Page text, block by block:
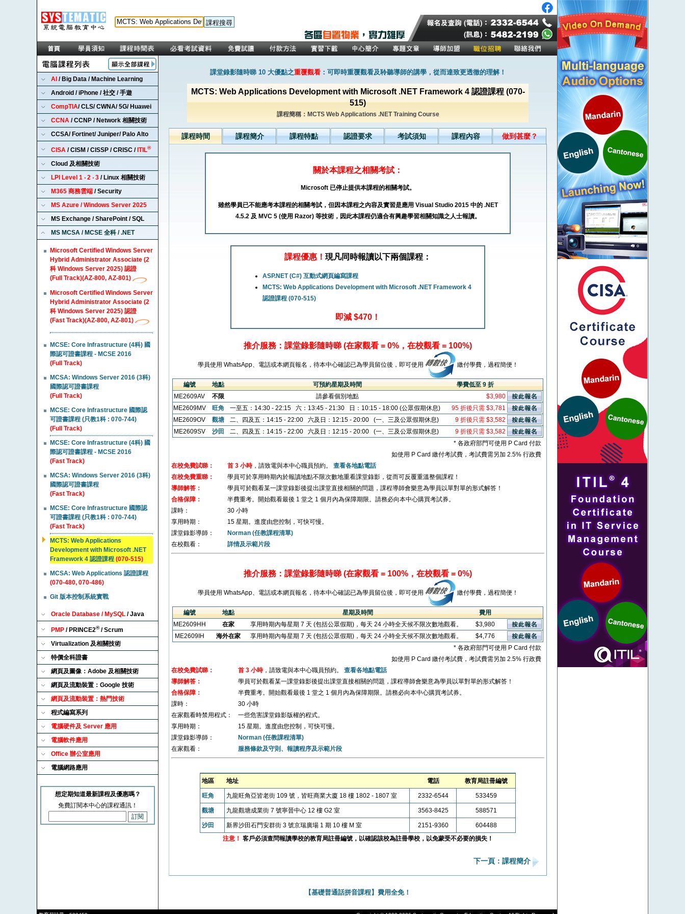
AI / Big Data / Machine Learning
Android / iPhone / 社交 / 手遊
CompTIA/ CLS/ CWNA/ 5G/ Huawei
CCNA / CCNP / Network 相關技術
CCSA/ Fortinet/ Juniper/ Palo Alto
CISA / CISM / CISSP / CRISC / ITIL®
Cloud 及相關技術
LPI Level 1 ‧ 2 ‧ 3 / Linux 相關技術
M365 商務雲端 / Security
MS Azure / Windows Server 2025
MS Exchange / SharePoint / SQL
MS MCSA / MCSE 全科 / .NET
Microsoft Certified Windows Server
Hybrid Administrator Associate (2
科 Windows Server 2025) 認證
(Full Track)(AZ-800, AZ-801)
Microsoft Certified Windows Server
Hybrid Administrator Associate (2
科 Windows Server 2025) 認證
(Fast Track)(AZ-800, AZ-801)
MCSE: Core Infrastructure (4科) 國
際認可證書課程 - MCSE 2016
(Full Track)
MCSA: Windows Server 2016 (3科)
國際認可證書課程
(Full Track)
MCSE: Core Infrastructure 國際認
可證書課程 (只教1科 : 070-744)
(Full Track)
MCSE: Core Infrastructure (4科) 國
際認可證書課程 - MCSE 2016
(Fast Track)
MCSA: Windows Server 2016 (3科)
國際認可證書課程
(Fast Track)
MCSE: Core Infrastructure 國際認
可證書課程 (只教1科 : 070-744)
(Fast Track)
MCTS: Web Applications
Development with Microsoft .NET
Framework 4 認證課程 (070-515)
MCSA: Web Applications 認證課程
(070-480, 070-486)
Git 版本控制系統實戰
Oracle Database / MySQL / Java
PMP / PRINCE2®/ Scrum
Virtualization 及相關技術
特價全科證書
網頁及圖像：Adobe 及相關技術
網頁及流動裝置：Google 技術
網頁及流動裝置：熱門技術
程式編寫系列
電腦硬件及 Server 應用
電腦軟件應用
Office 辦公室應用
電腦網路應用
想定期知道最新課程及優惠嗎？
免費訂閱本中心的課程通訊！
課堂錄影隨時睇 10 大優點之重覆觀看：可即時重覆觀看及聆聽導師的講學，從而達致更透徹的理解！
MCTS: Web Applications Development with Microsoft .NET Framework 4 認證課程 (070-
515)
課程簡稱：MCTS Web Applications .NET Training Course
課程時間 課程簡介 課程特點 認證要求 考試須知 課程內容 做到甚麼？
關於本課程之相關考試：
Microsoft 已停止提供本課程的相關考試。
雖然學員已不能應考本課程的相關考試，但因本課程之內容及實習是應用 Visual Studio 2015 中的 .NET
4.5.2 及 MVC 5 (使用 Razor) 等技術，因此本課程仍適合有興趣學習相關知識之人士報讀。
課程優惠！ 現凡同時報讀以下兩個課程：
ASP.NET (C#) 互動式網頁編寫課程
MCTS: Web Applications Development with Microsoft .NET Framework 4
認證課程 (070-515)
即減 $470！
推介服務：課堂錄影隨時睇 (在家觀看 = 0%，在校觀看 = 100%)
學員使用 WhatsApp、電話或本網頁報名，待本中心確認已為學員留位後，即可使用 繳付學費，過程簡便！
編號 地點 可預約星期及時間
學費低至 9 折
ME2609AV
不限 請參看個別地點
$3,980
ME2609MV
旺角 一至五：14:30 - 22:15 六：13:45 - 21:30 日：10:15 - 18:00 (公眾假期休息)
95 折後只需 $3,781
ME2609OV
觀塘 二、四及五：14:15 - 22:00 六及日：12:15 - 20:00 (一、三及公眾假期休息)
9 折後只需 $3,582
ME2609SV
沙田 二、四及五：14:15 - 22:00 六及日：12:15 - 20:00 (一、三及公眾假期休息)
9 折後只需 $3,582
* 各政府部門可使用 P Card 付款
如使用 P Card 繳付考試費，考試費需另加 2.5% 行政費
在校免費試睇：
首 3 小時，請致電與本中心職員預約。 查看各地點電話
在校免費重睇：
學員可於享用時期內於報讀地點不限次數地重看課堂錄影，從而可反覆重溫整個課程！
導師解答：
學員可於觀看某一課堂錄影後提出課堂直接相關的問題，課程導師會樂意為學員以單對單的形式解答！
合格保障：
半費重考。開始觀看最後 1 堂之 1 個月內為保障期限。請務必向本中心購買考試券。
課時：
30 小時
享用時期：
15 星期。進度由您控制，可快可慢。
課堂錄影導師：
Norman (任教課程清單)
在校觀看：
詳情及示範片段
推介服務：課堂錄影隨時睇 (在家觀看 = 100%，在校觀看 = 0%)
學員使用 WhatsApp、電話或本網頁報名，待本中心確認已為學員留位後，即可使用 繳付學費，過程簡便！
編號 地點 星期及時間
費用
ME2609HH
在家 享用時期內每星期 7 天 (包括公眾假期)，每天 24 小時全天候不限次數地觀看。
$3,980
ME2609IH
海外在家 享用時期內每星期 7 天 (包括公眾假期)，每天 24 小時全天候不限次數地觀看。
$4,776
* 各政府部門可使用 P Card 付款
如使用 P Card 繳付考試費，考試費需另加 2.5% 行政費
在校免費試睇：
首 3 小時，請致電與本中心職員預約。 查看各地點電話
導師解答：
學員可於觀看某一課堂錄影後提出課堂直接相關的問題，課程導師會樂意為學員以單對單的形式解答！
合格保障：
半費重考。開始觀看最後 1 堂之 1 個月內為保障期限。請務必向本中心購買考試券。
課時：
30 小時
在家觀看時禁用程式：
一些危害課堂錄影版權的程式。
享用時期：
15 星期。進度由您控制，可快可慢。
課堂錄影導師：
Norman (任教課程清單)
在家觀看：
服務條款及守則、報讀程序及示範片段
地區 地址 電話 教育局註冊編號
旺角 九龍旺角亞皆老街 109 號，皆旺商業大廈 18 樓 1802 - 1807 室 2332-6544 533459
觀塘 九龍觀塘成業街 7 號寧晉中心 12 樓 G2 室 3563-8425 588571
沙田 新界沙田石門安群街 3 號京瑞廣場 1 期 10 樓 M 室 2151-9360
604488
注意！ 客戶必須查問報讀學校的教育局註冊編號，以確認該校為註冊學校，以免蒙受不必要的損失！
下一頁：課程簡介
【基礎普通話拼音課程】費用全免！